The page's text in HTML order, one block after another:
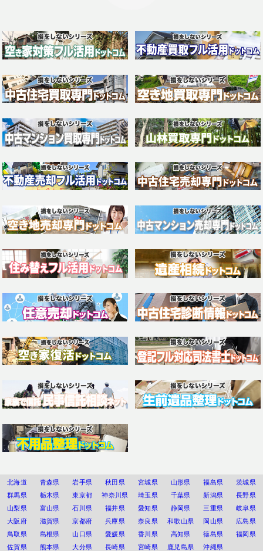
北海道 青森県 岩手県 秋田県 宮城県 山形県 福島県
茨城県
群馬県
栃木県 東京都 神奈川県 埼玉県 千葉県 新潟県
長野県
山梨県
富山県 石川県 福井県 愛知県 静岡県 三重県
岐阜県
大阪府
滋賀県 京都府 兵庫県 奈良県 和歌山県 岡山県
広島県
鳥取県
島根県 山口県 愛媛県 香川県 高知県 徳島県
福岡県
佐賀県
熊本県 大分県 長崎県 宮崎県 鹿児島県 沖縄県